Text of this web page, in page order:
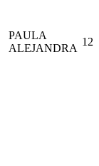
PAULA
ALEJANDRA
12